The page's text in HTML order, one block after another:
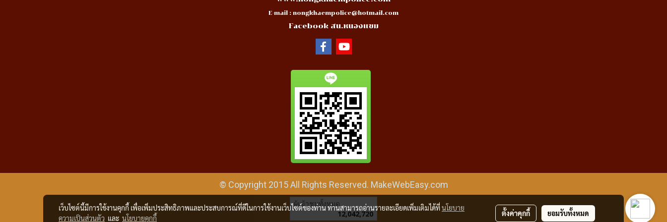
E-mail : nongkhaempolice@hotmail.com
Facebook สน.หนองแขม
© Copyright 2015 All Rights Reserved. MakeWebEasy.com
ผู้เข้าชมวันนี้ 13,944
Powered byMakeWebEasy.com
เว็บไซต์นี้มีการใช้งานคุกกี้ เพื่อเพิ่มประสิทธิภาพและประสบการณ์ที่ดีในการใช้งานเว็บไซต์ของท่าน ท่านสามารถอ่านรายละเอียดเพิ่มเติมได้ที่นโยบาย
ความเป็นส่วนตัว และ นโยบายคุกกี้
ตั้งค่าคุกกี้ ยอมรับทั้งหมด